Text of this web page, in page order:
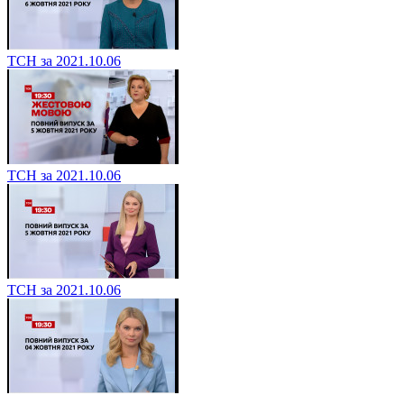
ТСН за 2021.10.06
ТСН за 2021.10.06
ТСН за 2021.10.06